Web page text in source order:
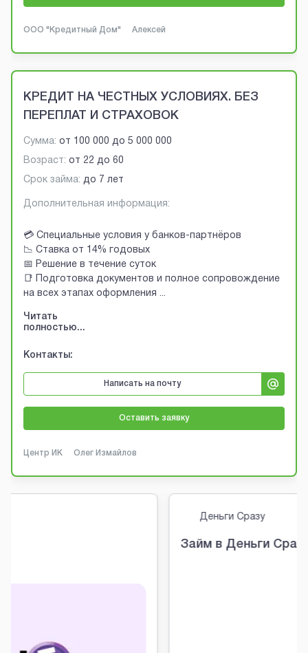
ООО "Кредитный Дом" Алексей
КРЕДИТ НА ЧЕСТНЫХ УСЛОВИЯХ. БЕЗ
ПЕРЕПЛАТ И СТРАХОВОК
Сумма: от 100 000 до 5 000 000
Возраст: от 22 до 60
Срок займа: до 7 лет
Дополнительная информация:
💳 Специальные условия у банков-партнёров
📉 Ставка от 14% годовых
📅 Решение в течение суток
📑 Подготовка документов и полное сопровождение
на всех этапах оформления ...
Читать
полностью...
Контакты:
Написать на почту
Оставить заявку
Центр ИК Олег Измайлов